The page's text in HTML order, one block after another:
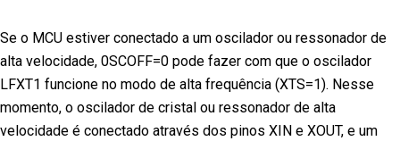
Se o MCU estiver conectado a um oscilador ou ressonador de
alta velocidade, 0SCOFF=0 pode fazer com que o oscilador
LFXT1 funcione no modo de alta frequência (XTS=1). Nesse
momento, o oscilador de cristal ou ressonador de alta
velocidade é conectado através dos pinos XIN e XOUT, e um